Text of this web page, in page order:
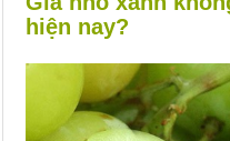
hiện nay?